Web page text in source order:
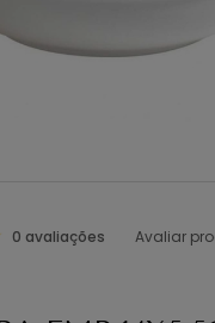
0 avaliações Avaliar